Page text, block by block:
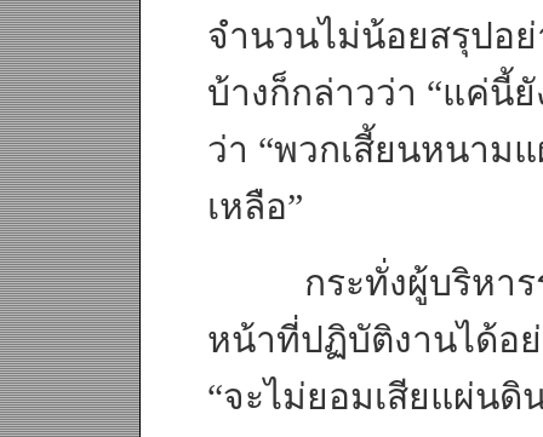
จำนวนไม่น้อยสรุปอย่
บ้างก็กล่าวว่า “แค่นี้
ว่า “พวกเสี้ยนหนาม
เหลือ”
กระทั่งผู้บริหารระ
หน้าที่ปฏิบัติงานได้อ
“จะไม่ยอมเสียแผ่นดิ